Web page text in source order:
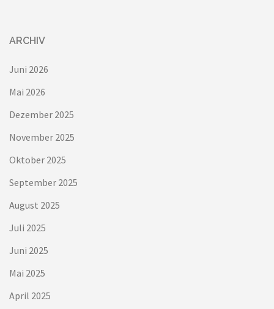
ARCHIV
Juni 2026
Mai 2026
Dezember 2025
November 2025
Oktober 2025
September 2025
August 2025
Juli 2025
Juni 2025
Mai 2025
April 2025